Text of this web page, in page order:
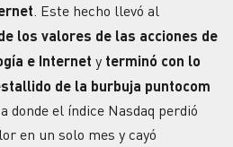
Este hecho llevó al
los valores de las acciones de
e Internet y terminó con lo
de la burbuja puntocom
donde el índice Nasdaq perdió
en un solo mes y cayó